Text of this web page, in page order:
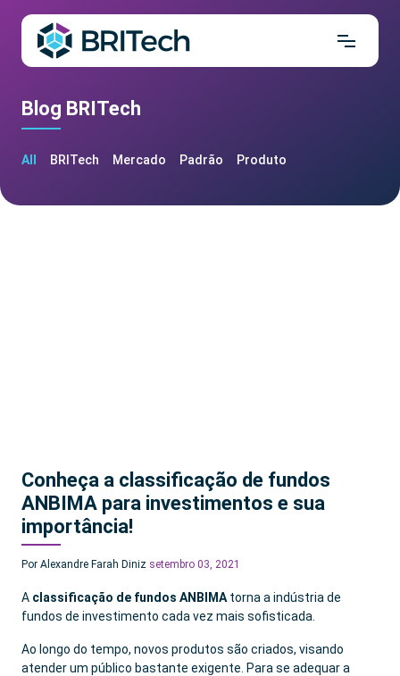
Blog BRITech
All BRITech Mercado Padrão Produto
Conheça a classificação de fundos
ANBIMA para investimentos e sua
importância!
Por Alexandre Farah Diniz setembro 03, 2021
A classificação de fundos ANBIMA torna a indústria de
fundos de investimento cada vez mais sofisticada.
Ao longo do tempo, novos produtos são criados, visando
atender um público bastante exigente. Para se adequar a